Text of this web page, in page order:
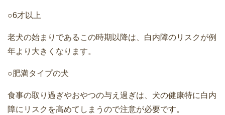
○6才以上
老犬の始まりであるこの時期以降は、白内障のリスクが例
年より大きくなります。
○肥満タイプの犬
食事の取り過ぎやおやつの与え過ぎは、犬の健康特に白内
障にリスクを高めてしまうので注意が必要です。